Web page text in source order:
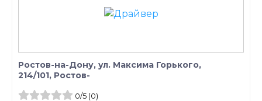
Ростов-на-Дону, ул. Максима Горького,
214/101, Ростов-
0/5(0)